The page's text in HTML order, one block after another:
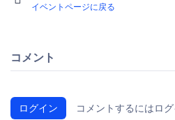
イベントページに戻る
コメント
ログイン コメントするにはロ